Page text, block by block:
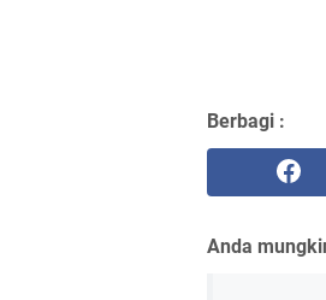
Berbagi :
Anda